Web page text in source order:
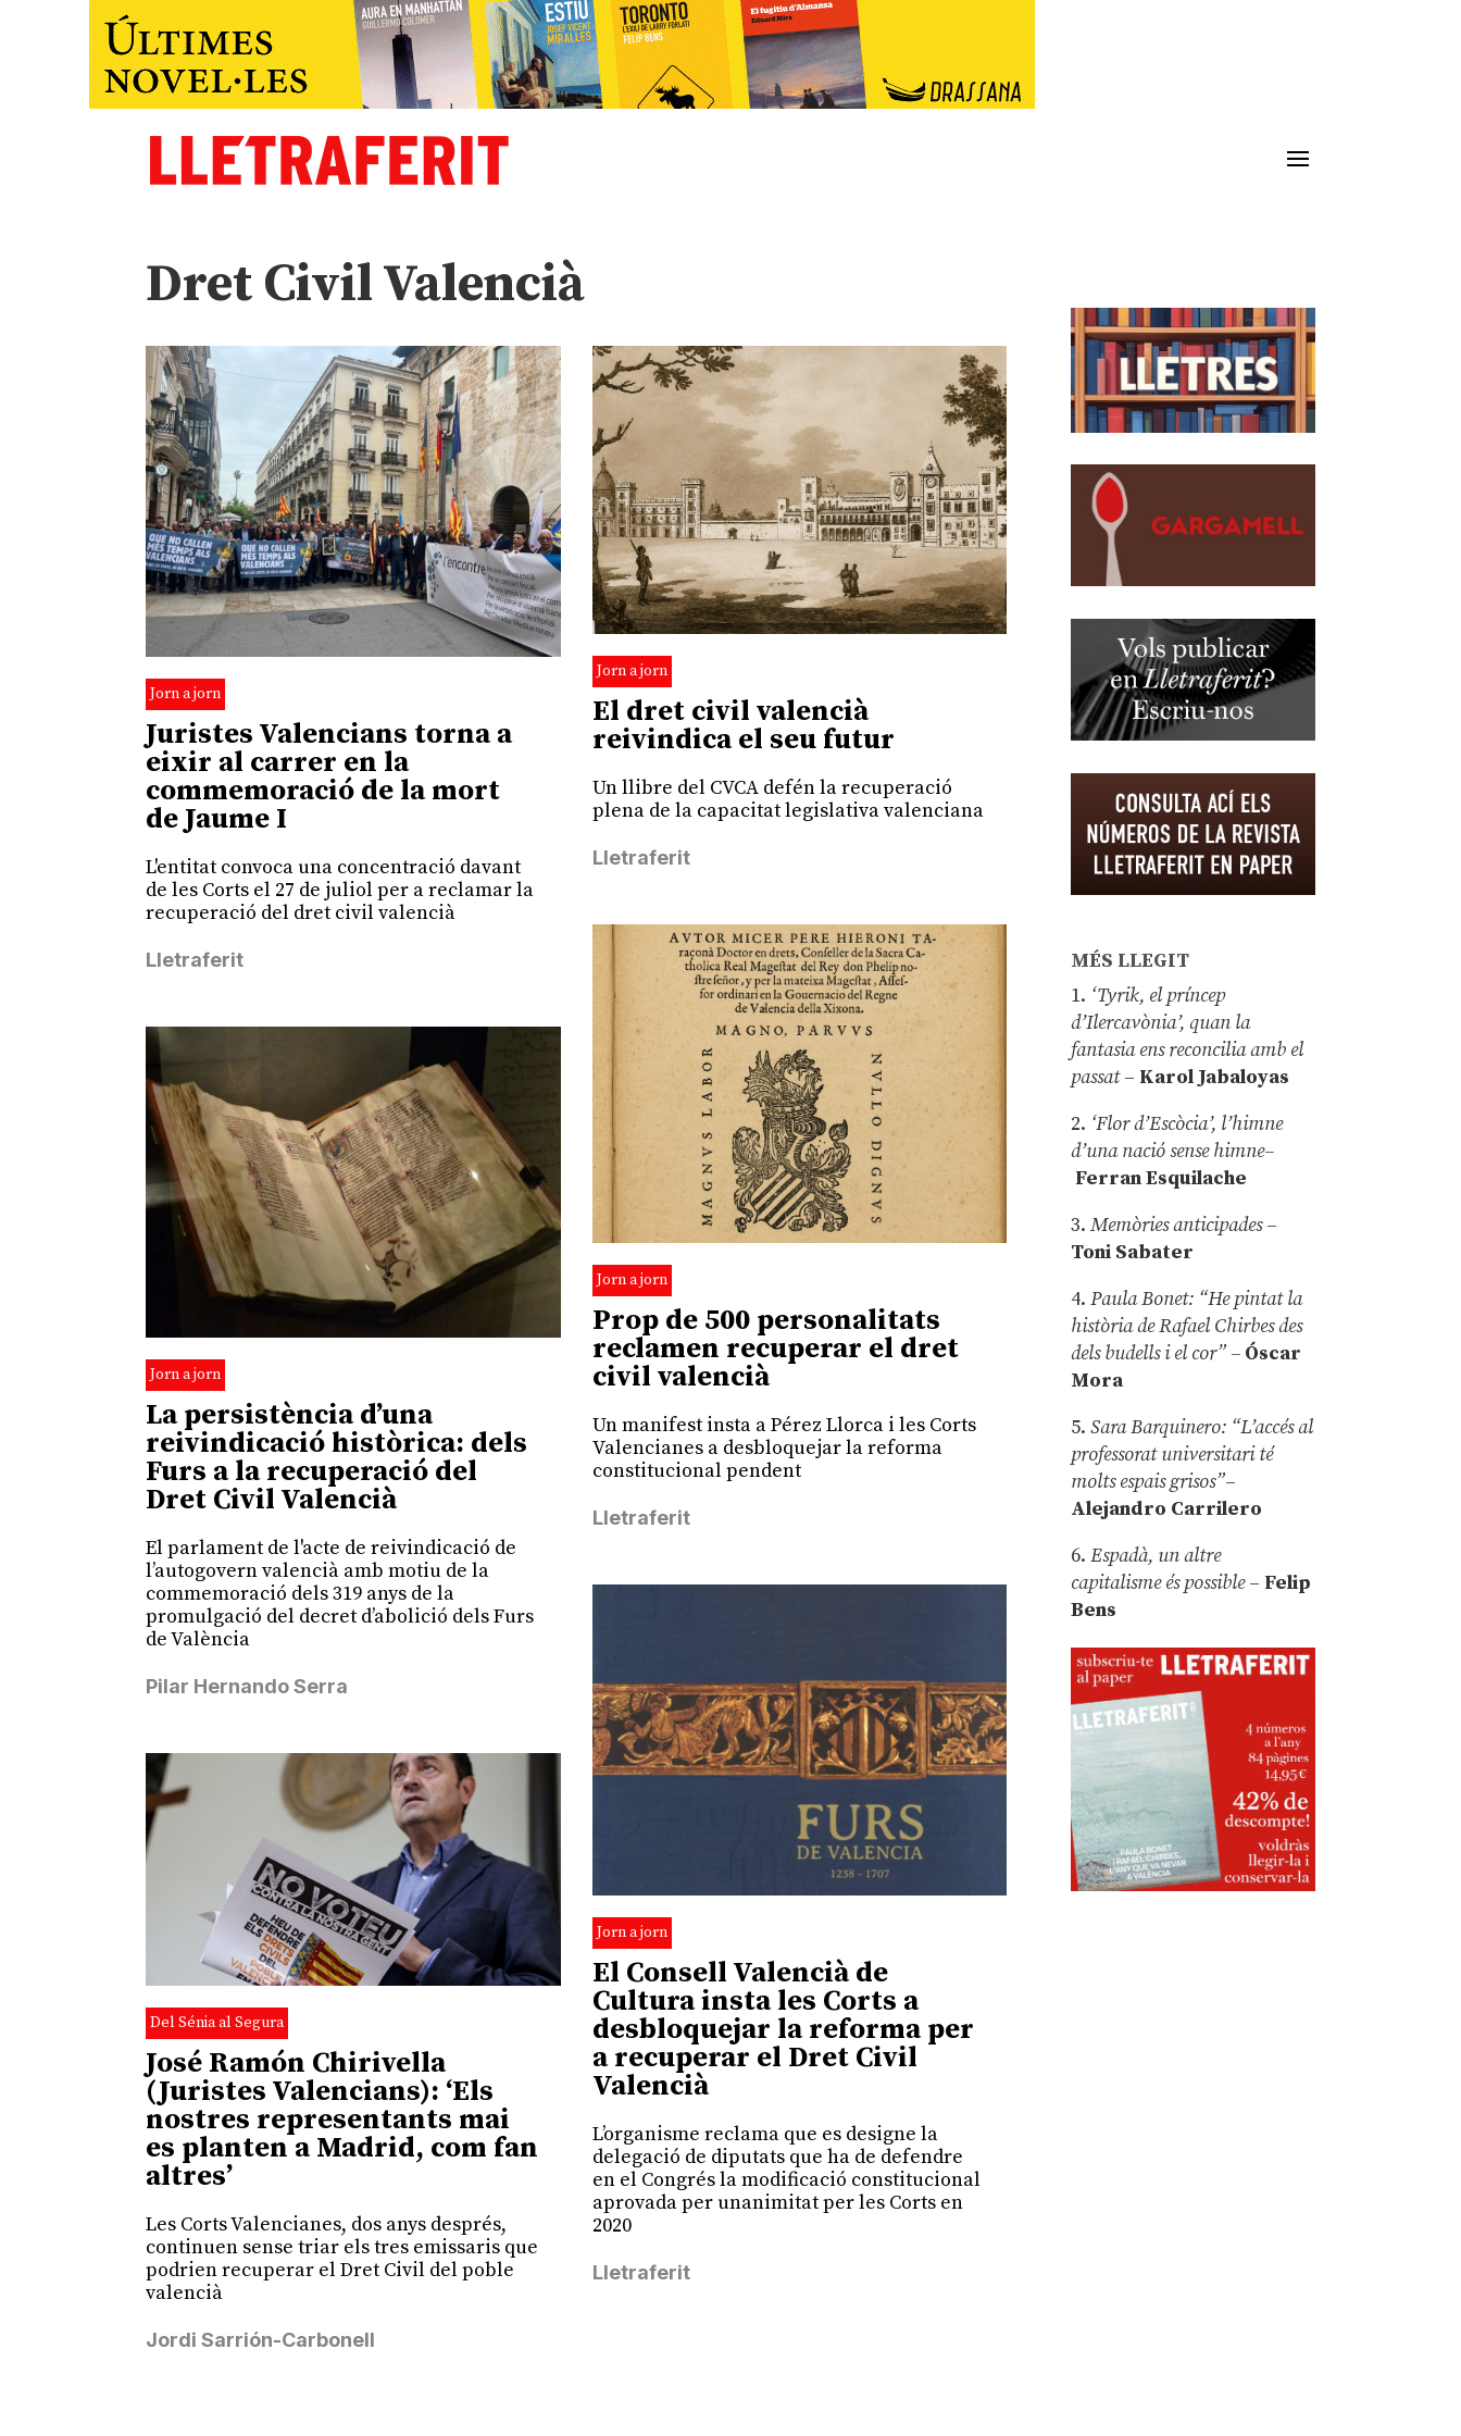
Dret Civil Valencià
Jorn a jorn
Juristes Valencians torna a
eixir al carrer en la
commemoració de la mort
de Jaume I
L'entitat convoca una concentració davant
de les Corts el 27 de juliol per a reclamar la
recuperació del dret civil valencià
Lletraferit
Jorn a jorn
El dret civil valencià
reivindica el seu futur
Un llibre del CVCA defén la recuperació
plena de la capacitat legislativa valenciana
Lletraferit
Jorn a jorn
Prop de 500 personalitats
reclamen recuperar el dret
civil valencià
Un manifest insta a Pérez Llorca i les Corts
Valencianes a desbloquejar la reforma
constitucional pendent
Lletraferit
Jorn a jorn
La persistència d’una
reivindicació històrica: dels
Furs a la recuperació del
Dret Civil Valencià
El parlament de l'acte de reivindicació de
l’autogovern valencià amb motiu de la
commemoració dels 319 anys de la
promulgació del decret d’abolició dels Furs
de València
Pilar Hernando Serra
Jorn a jorn
El Consell Valencià de
Cultura insta les Corts a
desbloquejar la reforma per
a recuperar el Dret Civil
Valencià
L’organisme reclama que es designe la
delegació de diputats que ha de defendre
en el Congrés la modificació constitucional
aprovada per unanimitat per les Corts en
2020
Lletraferit
Del Sénia al Segura
José Ramón Chirivella
(Juristes Valencians): ‘Els
nostres representants mai
es planten a Madrid, com fan
altres’
Les Corts Valencianes, dos anys després,
continuen sense triar els tres emissaris que
podrien recuperar el Dret Civil del poble
valencià
Jordi Sarrión-Carbonell
MÉS LLEGIT
1. ‘Tyrik, el príncep
d’Ilercavònia’, quan la
fantasia ens reconcilia amb el
passat– Karol Jabaloyas
2. ‘Flor d’Escòcia’, l’himne
d’una nació sense himne–
Ferran Esquilache
3.Memòries anticipades–
Toni Sabater
4.Paula Bonet: “He pintat la
història de Rafael Chirbes des
dels budells i el cor” – Óscar
Mora
5.Sara Barquinero: “L’accés al
professorat universitari té
molts espais grisos”–
Alejandro Carrilero
6.Espadà, un altre
capitalisme és possible – Felip
Bens